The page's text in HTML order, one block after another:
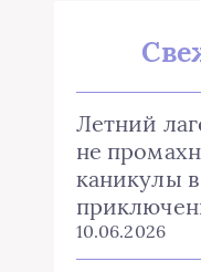
Летний
не
каникулы
10.06.2026